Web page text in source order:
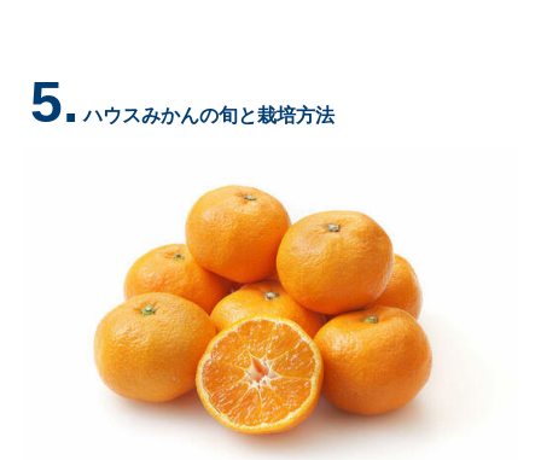
5. ハウスみかんの旬と栽培方法